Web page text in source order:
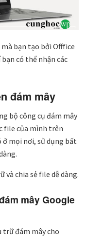
bạn tạo bởi Offfice
có thể nhận các
đám mây
bộ công cụ đám mây
file của mình trên
ở mọi nơi, sử dụng bất
và chia sẻ file dễ dàng.
mây Google
trữ đám mây cho